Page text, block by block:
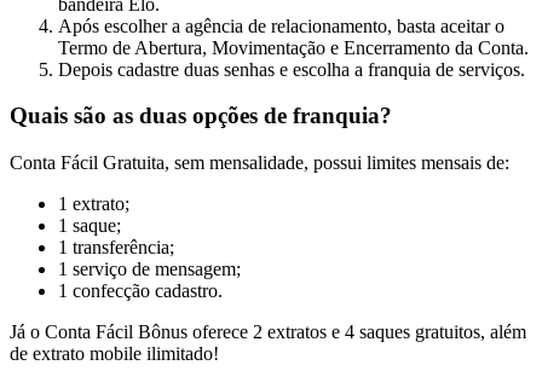
Após escolher a agência de relacionamento, basta aceitar o
Termo de Abertura, Movimentação e Encerramento da Conta.
Depois cadastre duas senhas e escolha a franquia de serviços.
Quais são as duas opções de franquia?
Conta Fácil Gratuita, sem mensalidade, possui limites mensais de:
1 extrato;
1 saque;
1 transferência;
1 serviço de mensagem;
1 confecção cadastro.
Já o Conta Fácil Bônus oferece 2 extratos e 4 saques gratuitos, além
de extrato mobile ilimitado!